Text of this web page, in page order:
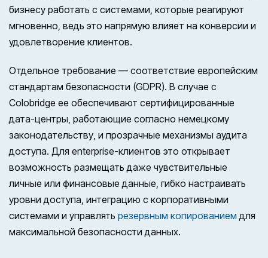
бизнесу работать с системами, которые реагируют
мгновенно, ведь это напрямую влияет на конверсии и
удовлетворение клиентов.
Отдельное требование — соответствие европейским
стандартам безопасности (GDPR). В случае с
Colobridge ее обеспечивают сертифицированные
дата-центры, работающие согласно немецкому
законодательству, и прозрачные механизмы аудита
доступа. Для enterprise-клиентов это открывает
возможность размещать даже чувствительные
личные или финансовые данные, гибко настраивать
уровни доступа, интеграцию с корпоративными
системами и управлять резервным копированием для
максимальной безопасности данных.